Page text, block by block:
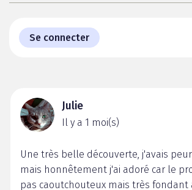
Se connecter
Julie
Il y a 1 moi(s)
Une très belle découverte, j'avais
mais honnêtement j'ai adoré car le
pas caoutchouteux mais très fondant